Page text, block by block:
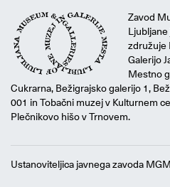
Zavod
Ljubljane
združuje
Galerijo
Mestno
Cukrarna, Bežigrajsko galerijo 1,
001 in Tobačni muzej v Kulturnem
Plečnikovo hišo v Trnovem.
Ustanoviteljica javnega zavoda